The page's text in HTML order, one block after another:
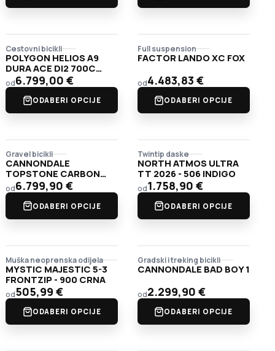
Cestovni bicikli
POLYGON HELIOS A9
DURA ACE DI2 700C
WHT/PNK
od6.799,00 €
ODABERI OPCIJE
Full suspension
FACTOR LANDO XC FOX
od4.483,83 €
ODABERI OPCIJE
Gravel bicikli
CANNONDALE
TOPSTONE CARBON
LTD DI2
od6.799,90 €
ODABERI OPCIJE
Twintip daske
NORTH ATMOS ULTRA
TT 2026 - 506 INDIGO
od1.758,90 €
ODABERI OPCIJE
Muška neoprenska odijela
MYSTIC MAJESTIC 5-3
FRONTZIP - 900 CRNA
od505,99 €
ODABERI OPCIJE
Gradski i treking bicikli
CANNONDALE BAD BOY 1
od2.299,90 €
ODABERI OPCIJE